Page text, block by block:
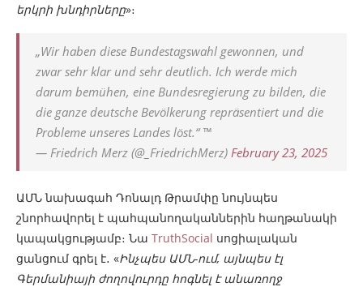
երկրի խնդիրները»։
„Wir haben diese Bundestagswahl gewonnen, und
zwar sehr klar und sehr deutlich. Ich werde mich
darum bemühen, eine Bundesregierung zu bilden, die
die ganze deutsche Bevölkerung repräsentiert und die
Probleme unseres Landes löst.“ ™
— Friedrich Merz (@_FriedrichMerz) February 23, 2025
ԱՄՆ նախագահ Դոնալդ Թրամփը նույնպես
շնորհավորել է պահպանողականներին հաղթանակի
կապակցությամբ։ Նա TruthSocial սոցիալական
ցանցում գրել է․ «Ինչպես ԱՄՆ-ում, այնպես էլ
Գերմանիայի ժողովուրդը հոգնել է անառողջ